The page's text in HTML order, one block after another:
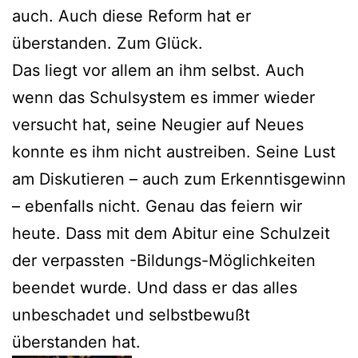
auch. Auch diese Reform hat er
überstanden. Zum Glück.
Das liegt vor allem an ihm selbst. Auch
wenn das Schulsystem es immer wieder
versucht hat, seine Neugier auf Neues
konnte es ihm nicht austreiben. Seine Lust
am Diskutieren – auch zum Erkenntisgewinn
– ebenfalls nicht. Genau das feiern wir
heute. Dass mit dem Abitur eine Schulzeit
der verpassten -Bildungs-Möglichkeiten
beendet wurde. Und dass er das alles
unbeschadet und selbstbewußt
überstanden hat.